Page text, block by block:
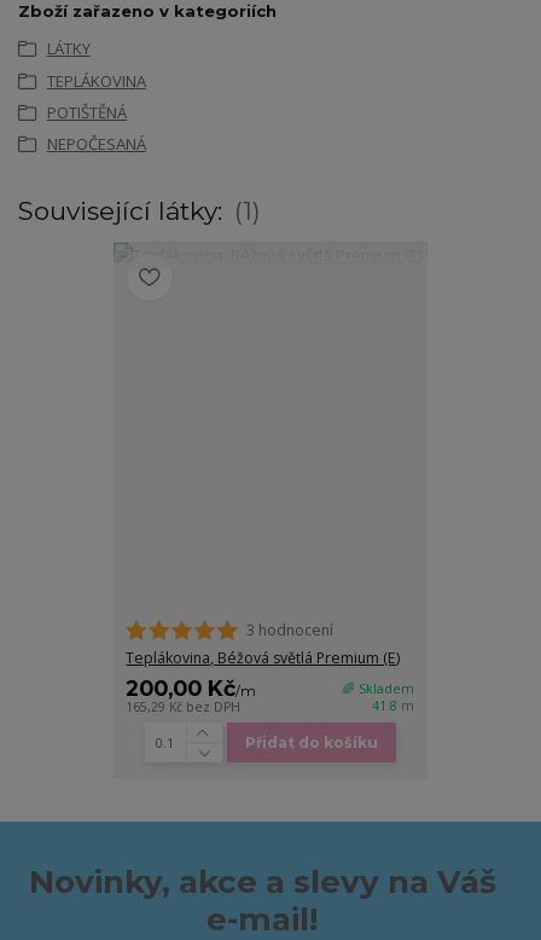
Zboží zařazeno v kategoriích
LÁTKY
TEPLÁKOVINA
POTIŠTĚNÁ
NEPOČESANÁ
Související látky: 1
3 hodnocení
Teplákovina, Béžová světlá Premium (E)
200,00 Kč/m
165,29 Kč bez DPH
🌈 Skladem
41.8 m
Přidat do košíku
Novinky, akce a slevy na Váš
e-mail!